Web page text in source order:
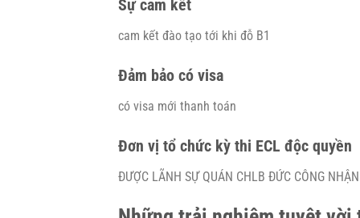
Sự cam kết
cam kết đào tạo tới khi đỗ B1
Đảm bảo có visa
có visa mới thanh toán
Đơn vị tổ chức kỳ thi ECL độc quyền
ĐƯỢC LÃNH SỰ QUÁN CHLB ĐỨC CÔNG NHẬN